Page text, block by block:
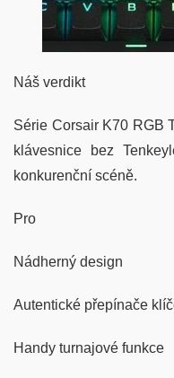
Náš verdikt
Série Corsair K70 RGB
klávesnice bez
konkurenční scéně.
Pro
Nádherný design
Autentické přepínače
Handy turnajové funkce